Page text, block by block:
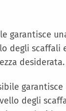
garantisce
degli scaffali
desiderata.
degli